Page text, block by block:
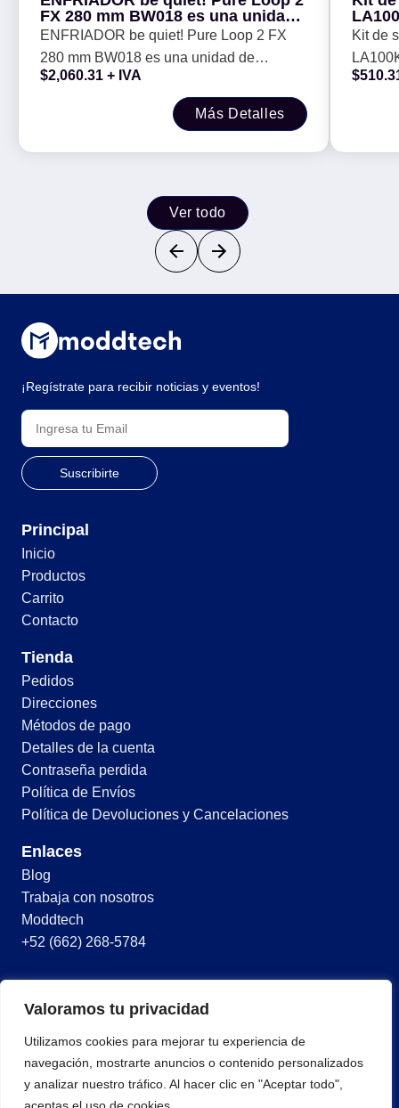
Valoramos tu privacidad
Utilizamos cookies para mejorar tu experiencia de
navegación, mostrarte anuncios o contenido personalizados
y analizar nuestro tráfico. Al hacer clic en "Aceptar todo",
FX 280 mm BW018 es una unidad
de refrigeración por agua todo en
uno silenciosa y de alto
rendimiento - con iluminación
ARGB
ENFRIADOR be quiet! Pure Loop 2 FX
280 mm BW018 es una unidad de
refrigeración por agua todo en uno
silenciosa y de alto rendimiento - con
$2,060.31 + IVA
Más Detalles
Kit de
$
Ver todo
¡Regístrate para recibir noticias y eventos!
Principal
Inicio
Productos
Carrito
Contacto
Tienda
Pedidos
Direcciones
Métodos de pago
Detalles de la cuenta
Contraseña perdida
Política de Envíos
Política de Devoluciones y Cancelaciones
Enlaces
Blog
Trabaja con nosotros
Moddtech
+52 (662) 268-5784
© 2026 Todos los derechos reservados
Política de privacidad